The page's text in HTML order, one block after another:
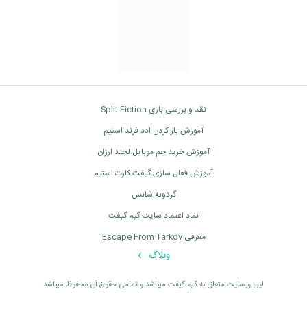
نقد و بررسی بازی Split Fiction
آموزش باز کردن ادد فرند استیم
آموزش خرید جم موبایل لجند ارزان
آموزش فعال سازی گیفت کارت استیم
گردونه شانس
نماد اعتماد سایت گیم گیفت
معرفی Escape From Tarkov
وبلاگ
اين وبسايت متعلق به گیم گیفت ميباشد و تمامی حقوق آن محفوظ ميباشد